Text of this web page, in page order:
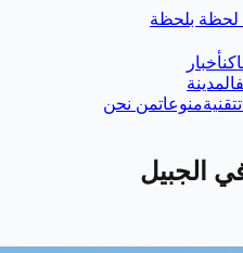
لحظة بلحظة
أخبار
المدينة
تقنيةمنوعاتمن نحن
الجبيل